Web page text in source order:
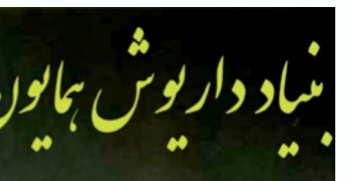
پرش
محتوا